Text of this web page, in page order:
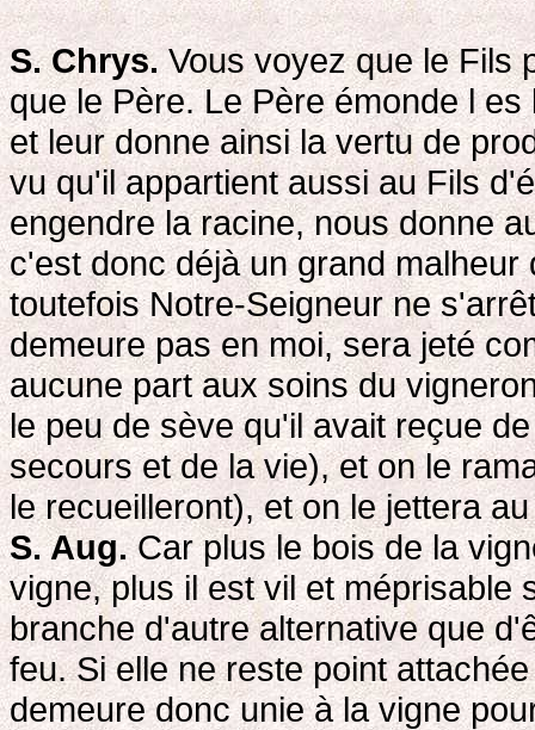
S. Chrys.Vous voyez que le Fils
que le Père. Le Père émonde l
et leur donne ainsi la vertu de
vu qu'il appartient aussi au Fils
engendre la racine, nous donne
c'est donc déjà un grand
toutefois Notre-Seigneur ne
demeure pas en moi, sera jeté
aucune part aux soins du
le peu de sève qu'il avait reçue
secours et de la vie), et on le
le recueilleront), et on le jettera
S. Aug.Car plus le bois de la
vigne, plus il est vil et méprisable
branche d'autre alternative que
feu. Si elle ne reste point
demeure donc unie à la vigne